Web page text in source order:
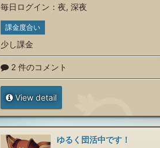
毎日ログイン ： 夜, 深夜
課金度合い
少し課金
2 件のコメント
View detail
ゆるく団活中です！